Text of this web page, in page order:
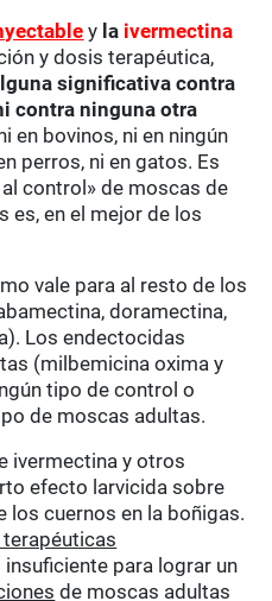
y la ivermectina
y dosis terapéutica,
significativa contra
contra ninguna otra
en bovinos, ni en ningún
perros, ni en gatos. Es
control» de moscas de
es, en el mejor de los
vale para al resto de los
doramectina,
Los endectocidas
(milbemicina oxima y
tipo de control o
de moscas adultas.
ivermectina y otros
efecto larvicida sobre
los cuernos en la boñigas.
para lograr un
de moscas adultas